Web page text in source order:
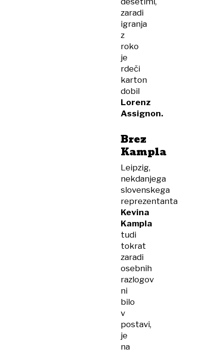
zaradi
igranja
z
roko
je
rdeči
karton
dobil
Lorenz
Assignon.
Brez
Kampla
Leipzig,
nekdanjega
slovenskega
reprezentanta
Kevina
Kampla
tudi
tokrat
zaradi
osebnih
razlogov
ni
bilo
v
postavi,
je
na